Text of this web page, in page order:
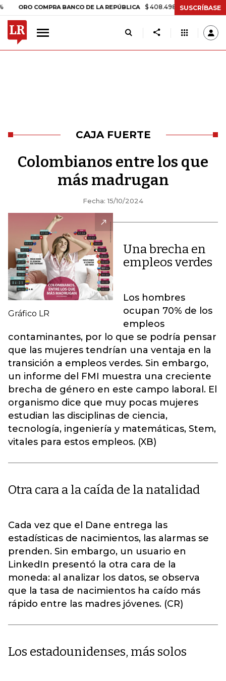
COMPRA BANCO DE LA REPÚBLICA $ 408.498,97 +$ 8.753,81 +2,19%
SUSCRÍBASE
CAJA FUERTE
Colombianos entre los que
más madrugan
Fecha: 15/10/2024
Gráfico LR
Una brecha en
empleos verdes
Los hombres
ocupan 70% de los
empleos
contaminantes, por lo que se podría pensar
que las mujeres tendrían una ventaja en la
transición a empleos verdes. Sin embargo,
un informe del FMI muestra una creciente
brecha de género en este campo laboral. El
organismo dice que muy pocas mujeres
estudian las disciplinas de ciencia,
tecnología, ingeniería y matemáticas, Stem,
vitales para estos empleos. (XB)
Otra cara a la caída de la natalidad
Cada vez que el Dane entrega las
estadísticas de nacimientos, las alarmas se
prenden. Sin embargo, un usuario en
LinkedIn presentó la otra cara de la
moneda: al analizar los datos, se observa
que la tasa de nacimientos ha caído más
rápido entre las madres jóvenes. (CR)
Los estadounidenses, más solos